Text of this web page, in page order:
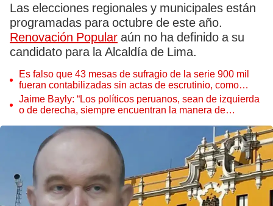
Las elecciones regionales y municipales están
programadas para octubre de este año.
Renovación Popular aún no ha definido a su
candidato para la Alcaldía de Lima.
Es falso que 43 mesas de sufragio de la serie 900 mil
fueran contabilizadas sin actas de escrutinio, como
afirmó RLA
Jaime Bayly: “Los políticos peruanos, sean de izquierda
o de derecha, siempre encuentran la manera de